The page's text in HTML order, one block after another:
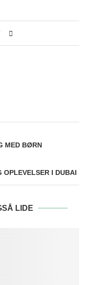
MED BØRN
OPLEVELSER I DUBAI
LIDE